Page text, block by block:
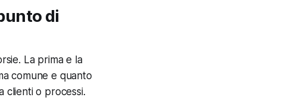
di
La prima e la
comune e quanto
clienti o processi.